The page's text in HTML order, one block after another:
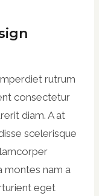
rutrum
consectetur
diam. A at
scelerisque
montes nam a
eget